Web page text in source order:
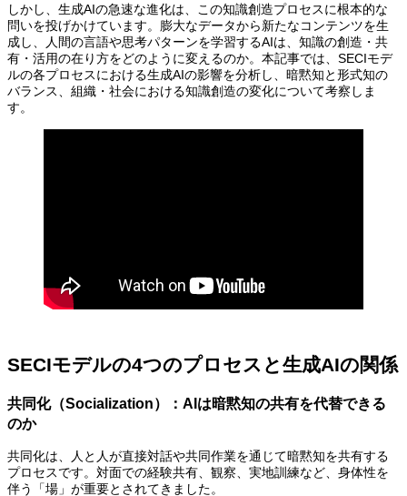
しかし、生成AIの急速な進化は、この知識創造プロセスに根本的な
問いを投げかけています。膨大なデータから新たなコンテンツを生
成し、人間の言語や思考パターンを学習するAIは、知識の創造・共
有・活用の在り方をどのように変えるのか。本記事では、SECIモデ
ルの各プロセスにおける生成AIの影響を分析し、暗黙知と形式知の
バランス、組織・社会における知識創造の変化について考察しま
す。
SECIモデルの4つのプロセスと生成AIの関係
共同化（Socialization）：AIは暗黙知の共有を代替できる
のか
共同化は、人と人が直接対話や共同作業を通じて暗黙知を共有する
プロセスです。対面での経験共有、観察、実地訓練など、身体性を
伴う「場」が重要とされてきました。